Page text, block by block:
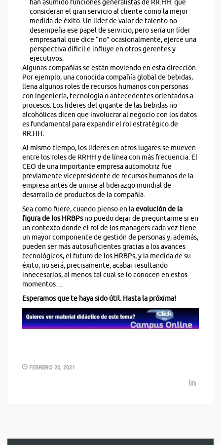
han asumido funciones generalistas de RR.HH. que
consideran el gran servicio al cliente como la mejor
medida de éxito. Un líder de valor de talento no
desempeña ese papel de servicio, pero sería un líder
empresarial que dice “no” ocasionalmente, ejerce una
perspectiva difícil e influye en otros gerentes y
ejecutivos.
Algunas compañías se están moviendo en esta dirección.
Por ejemplo, una conocida compañía global de bebidas,
llena algunos roles de recursos humanos con personas
con ingeniería, tecnología o antecedentes orientados a
procesos. Los líderes del gigante de las bebidas no
alcohólicas dicen que involucrar al negocio con los datos
es fundamental para expandir el rol estratégico de
RR.HH.
Al mismo tiempo, los líderes en otros lugares se mueven
entre los roles de RRHH y de línea con más frecuencia. El
CEO de una importante empresa automotriz fue
previamente vicepresidente de recursos humanos de la
empresa antes de unirse al liderazgo mundial de
desarrollo de productos de la compañía.
Sea como fuere, cuando pienso en laevolución de la
figura de los HRBPsno puedo dejar de preguntarme si en
un contexto donde el rol de los managers cada vez tiene
un mayor componente de gestión de personas y, además,
pueden ser más autosuficientes gracias a los avances
tecnológicos, el futuro de los HRBPs, y la medida de su
éxito, no será, precisamente, acabar resultando
innecesarios, al menos tal cual se lo conocen en estos
momentos…
Esperamos que te haya sido útil. Hasta la próxima!
FEBRERO 20, 2021